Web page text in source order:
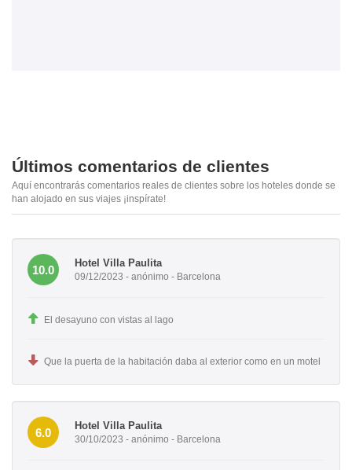
Últimos comentarios de clientes
Aquí encontrarás comentarios reales de clientes sobre los hoteles donde se
han alojado en sus viajes ¡inspírate!
10.0
Hotel Villa Paulita
09/12/2023 - anónimo - Barcelona
El desayuno con vistas al lago
Que la puerta de la habitación daba al exterior como en un motel
6.0
Hotel Villa Paulita
30/10/2023 - anónimo - Barcelona